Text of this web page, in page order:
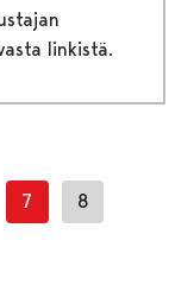
linkistä.
7 8